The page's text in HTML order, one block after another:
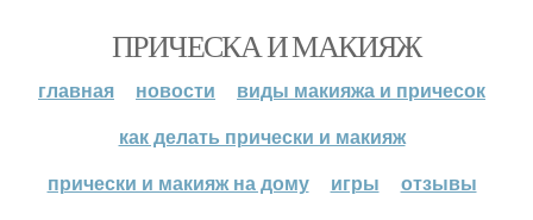
ПРИЧЕСКА И МАКИЯЖ
главная новости
виды макияжа и причесок
как делать прически и макияж
прически и макияж на дому
игры отзывы